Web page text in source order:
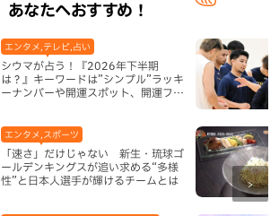
あなたへおすすめ！
シウマが占う！『2026年下半期
は？』キーワードは”シンプル”ラッキ
ーナンバーや開運スポット、開運フー
エンタメ,テレビ,占い
「速さ」だけじゃない 新生・琉球ゴ
ールデンキングスが追い求める“多様
性”と日本人選手が輝けるチームとは
エンタメ,スポーツ